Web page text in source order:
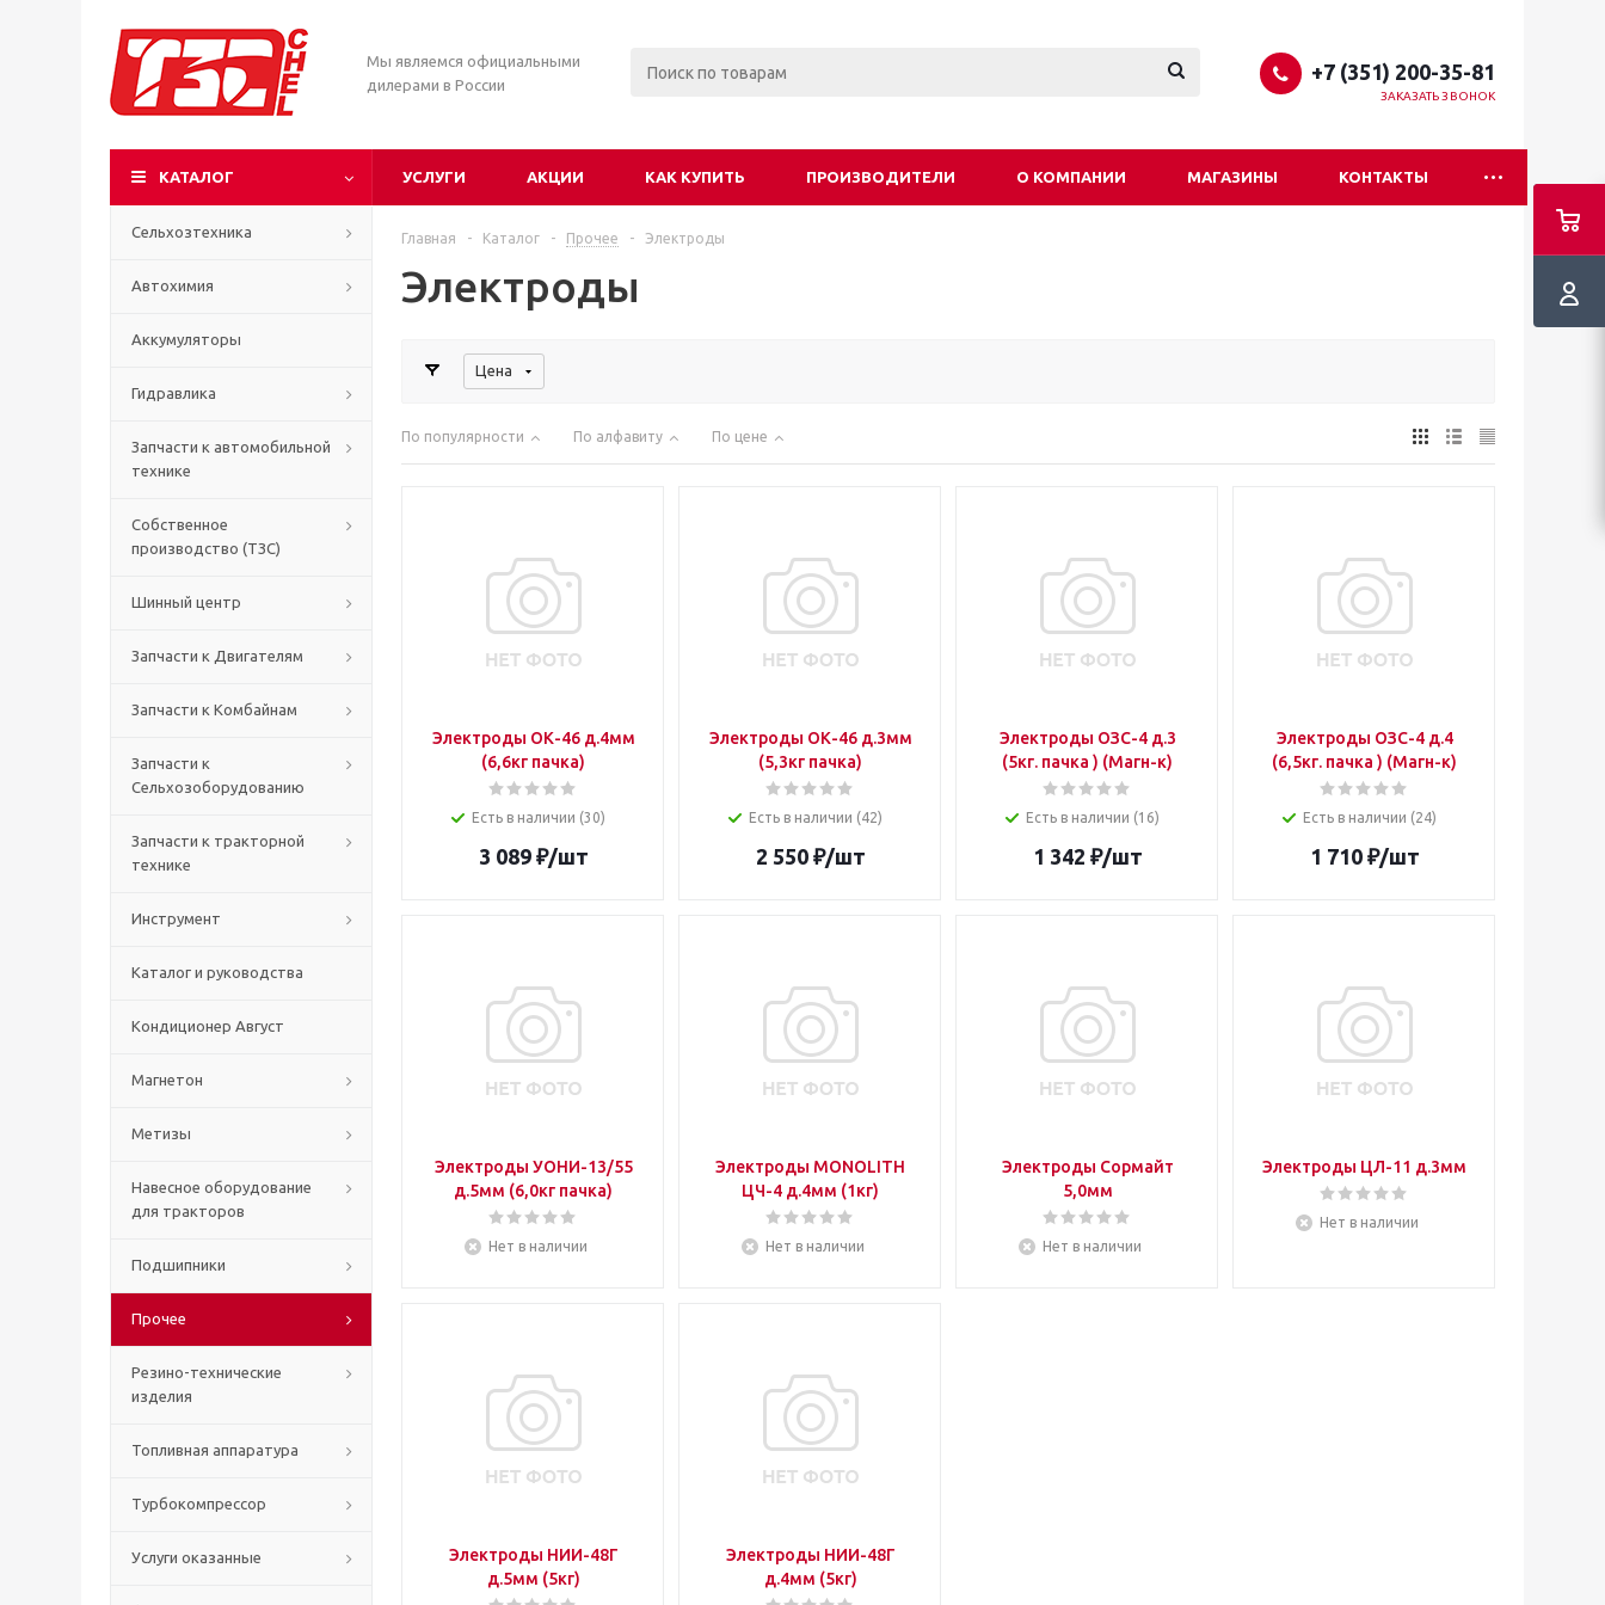
Мы являемся официальными
дилерами в России
+7 (351) 200-35-81
ЗАКАЗАТЬ ЗВОНОК
КАТАЛОГ УСЛУГИ АКЦИИ КАК КУПИТЬ ПРОИЗВОДИТЕЛИ О КОМПАНИИ МАГАЗИНЫ КОНТАКТЫ
Сельхозтехника
Автохимия
Аккумуляторы
Гидравлика
Запчасти к автомобильной
технике
Собственное
производство (ТЗС)
Шинный центр
Запчасти к Двигателям
Запчасти к Комбайнам
Запчасти к
Сельхозоборудованию
Запчасти к тракторной
технике
Инструмент
Каталог и руководства
Кондиционер Август
Магнетон
Метизы
Навесное оборудование
для тракторов
Подшипники
Прочее
Резино-технические
изделия
Топливная аппаратура
Турбокомпрессор
Услуги оказанные
Главная - Каталог - Прочее - Электроды
Электроды
Цена
По популярности По алфавиту По цене
Электроды ОК-46 д.4мм
(6,6кг пачка)
Есть в наличии (30)
3 089₽/шт
Электроды ОК-46 д.3мм
(5,3кг пачка)
Есть в наличии (42)
2 550₽/шт
Электроды ОЗС-4 д.3
(5кг. пачка ) (Магн-к)
Есть в наличии (16)
1 342 ₽/шт
Электроды ОЗС-4 д.4
(6,5кг. пачка ) (Магн-к)
Есть в наличии (24)
1 710₽/шт
Электроды УОНИ-13/55
д.5мм (6,0кг пачка)
Нет в наличии
Электроды MONOLITH
ЦЧ-4 д.4мм (1кг)
Нет в наличии
Электроды Сормайт
5,0мм
Нет в наличии
Электроды ЦЛ-11 д.3мм
Нет в наличии
Электроды НИИ-48Г
д.5мм (5кг)
Электроды НИИ-48Г
д.4мм (5кг)